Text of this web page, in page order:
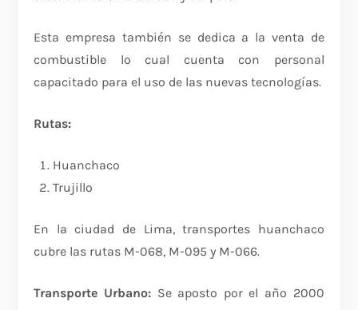
Esta empresa también se dedica a la venta de
combustible lo cual cuenta con personal
capacitado para el uso de las nuevas tecnologías.
Rutas:
Huanchaco
Trujillo
En la ciudad de Lima, transportes huanchaco
cubre las rutas M-068, M-095 y M-066.
Transporte Urbano: Se aposto por el año 2000